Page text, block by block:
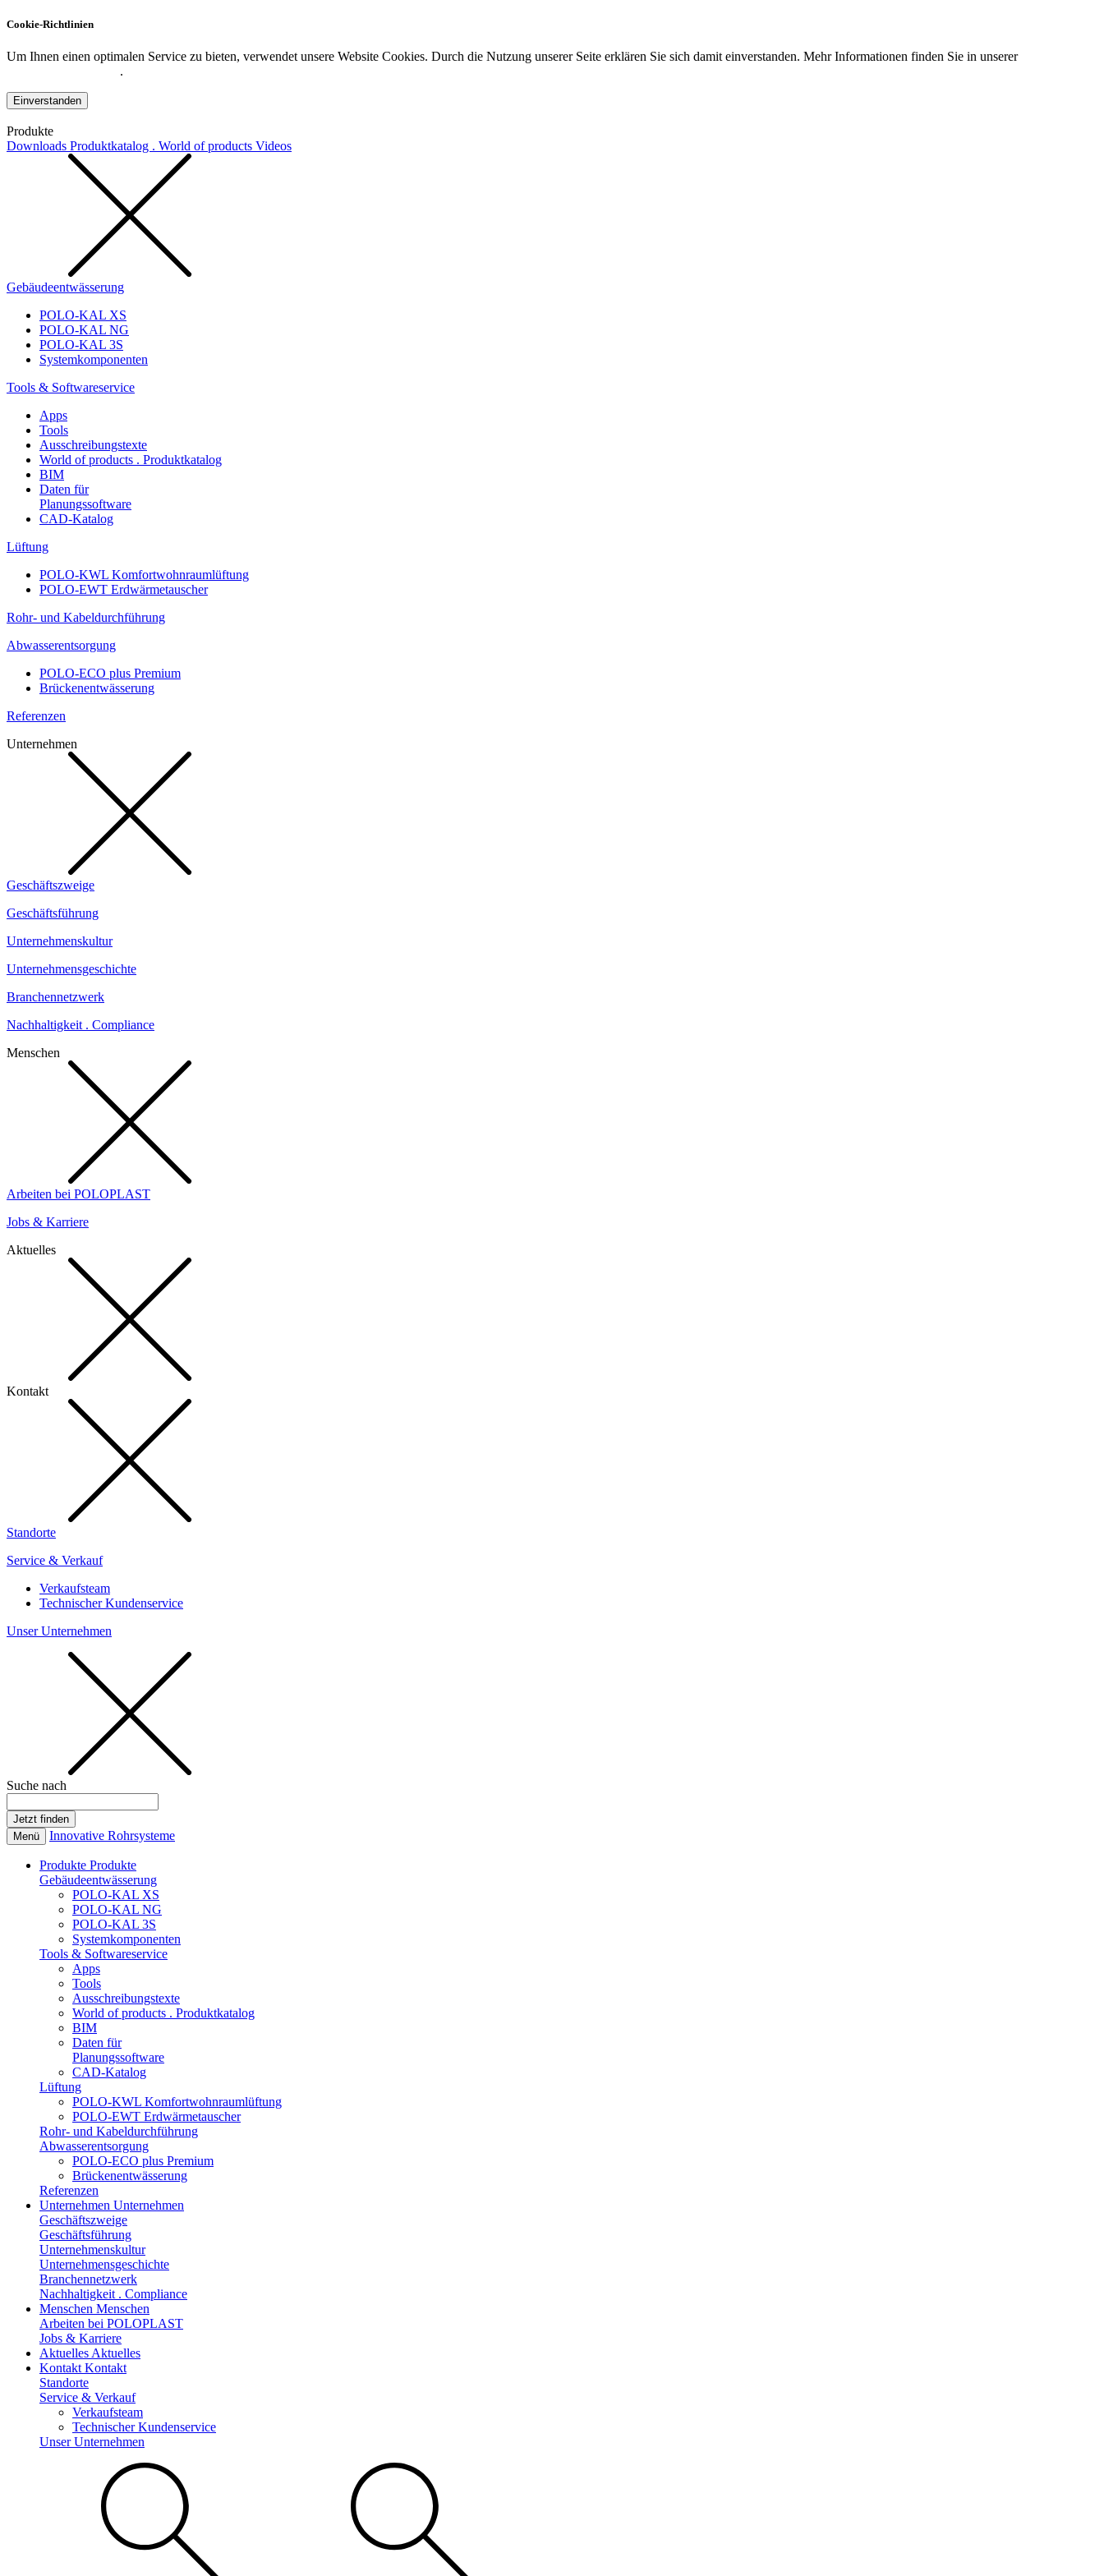
Cookie-Richtlinien
Um Ihnen einen optimalen Service zu bieten, verwendet unsere Website Cookies. Durch die Nutzung unserer Seite erklären Sie sich damit einverstanden. Mehr Informationen finden Sie in unserer
.
Einverstanden
Produkte
Downloads Produktkatalog . World of products Videos
Gebäudeentwässerung
POLO-KAL XS
POLO-KAL NG
POLO-KAL 3S
Systemkomponenten
Tools & Softwareservice
Apps
Tools
Ausschreibungstexte
World of products . Produktkatalog
BIM
Daten für
Planungssoftware
CAD-Katalog
Lüftung
POLO-KWL Komfortwohnraumlüftung
POLO-EWT Erdwärmetauscher
Rohr- und Kabeldurchführung
Abwasserentsorgung
POLO-ECO plus Premium
Brückenentwässerung
Referenzen
Unternehmen
Geschäftszweige
Geschäftsführung
Unternehmenskultur
Unternehmensgeschichte
Branchennetzwerk
Nachhaltigkeit . Compliance
Menschen
Arbeiten bei POLOPLAST
Jobs & Karriere
Aktuelles
Kontakt
Standorte
Service & Verkauf
Verkaufsteam
Technischer Kundenservice
Unser Unternehmen
Suche nach
Menü Innovative Rohrsysteme
Produkte Produkte
Gebäudeentwässerung
POLO-KAL XS
POLO-KAL NG
POLO-KAL 3S
Systemkomponenten
Tools & Softwareservice
Apps
Tools
Ausschreibungstexte
World of products . Produktkatalog
BIM
Daten für
Planungssoftware
CAD-Katalog
Lüftung
POLO-KWL Komfortwohnraumlüftung
POLO-EWT Erdwärmetauscher
Rohr- und Kabeldurchführung
Abwasserentsorgung
POLO-ECO plus Premium
Brückenentwässerung
Referenzen
Unternehmen Unternehmen
Geschäftszweige
Geschäftsführung
Unternehmenskultur
Unternehmensgeschichte
Branchennetzwerk
Nachhaltigkeit . Compliance
Menschen Menschen
Arbeiten bei POLOPLAST
Jobs & Karriere
Aktuelles Aktuelles
Kontakt Kontakt
Standorte
Service & Verkauf
Verkaufsteam
Technischer Kundenservice
Unser Unternehmen